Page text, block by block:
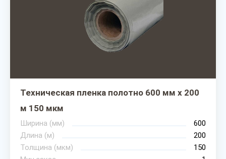
Техническая пленка полотно 600 мм х 200
м 150 мкм
Ширина (мм)
600
Длина (м)
200
Толщина (мкм)
150